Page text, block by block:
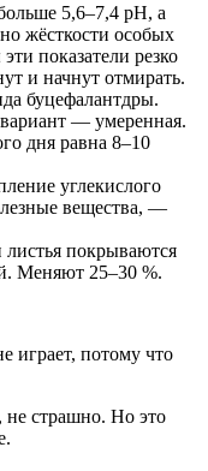
5,6–7,4 pH, а
жёсткости особых
показатели резко
и начнут отмирать.
буцефалантдры.
— умеренная.
дня равна 8–10
углекислого
вещества, —
покрываются
Меняют 25–30 %.
играет, потому что
не страшно. Но это